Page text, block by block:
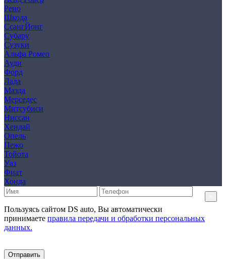
Рено
Шкода
СсангЙонг
Субару
Сузуки
Альфа Ромео
Ауди
Форд
Лада
Мазда
Мерседес
Митсубиси
Ниссан
Хендай
Опель
Пежо
Тойота
Уаз
Фиат
Хонда
Пользуясь сайтом DS auto, Вы автоматически
принимаете правила передачи и обработки персональных
данных.
Отправить